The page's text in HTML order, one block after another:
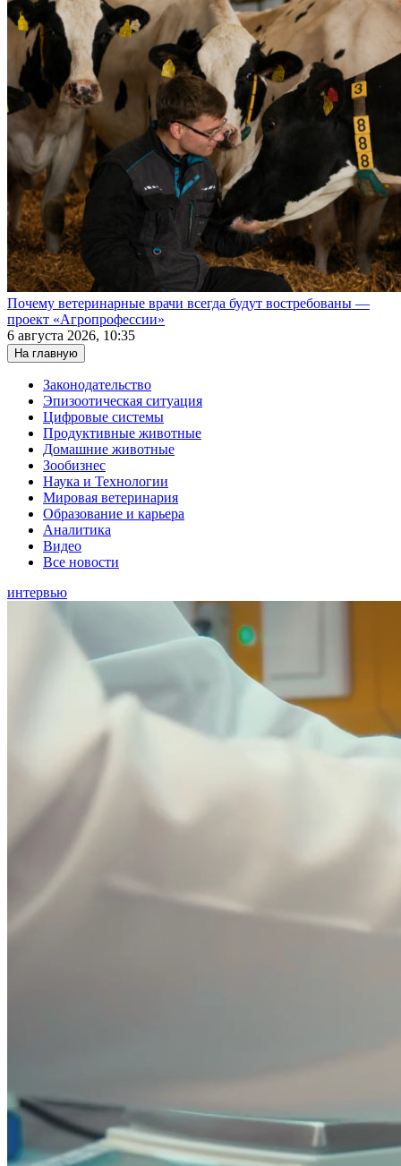
Почему ветеринарные врачи всегда будут востребованы —
проект «Агропрофессии»
6 августа 2026, 10:35
На главную
Законодательство
Эпизоотическая ситуация
Цифровые системы
Продуктивные животные
Домашние животные
Зообизнес
Наука и Технологии
Мировая ветеринария
Образование и карьера
Аналитика
Видео
Все новости
интервью